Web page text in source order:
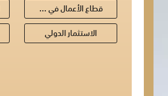
قطاع الأعمال في ...
الاستثمار الدولي